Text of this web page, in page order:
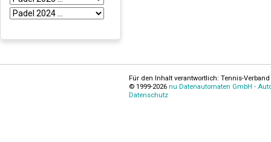
Für den Inhalt verantwortlich: Tennis-
© 1999-2026 nu Datenautomaten GmbH -
Datenschutz